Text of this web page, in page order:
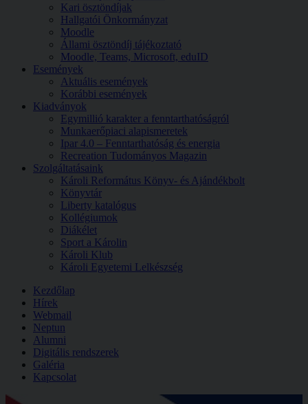
Kari ösztöndíjak
Hallgatói Önkormányzat
Moodle
Állami ösztöndíj tájékoztató
Moodle, Teams, Microsoft, eduID
Események
Aktuális események
Korábbi események
Kiadványok
Egymillió karakter a fenntarthatóságról
Munkaerőpiaci alapismeretek
Ipar 4.0 – Fenntarthatóság és energia
Recreation Tudományos Magazin
Szolgáltatásaink
Károli Református Könyv- és Ajándékbolt
Könyvtár
Liberty katalógus
Kollégiumok
Diákélet
Sport a Károlin
Károli Klub
Károli Egyetemi Lelkészség
Kezdőlap
Hírek
Webmail
Neptun
Alumni
Digitális rendszerek
Galéria
Kapcsolat